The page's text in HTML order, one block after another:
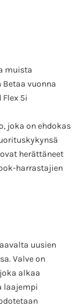
muista
vuonna
5i
joka on ehdokas
herättäneet
harrastajien
uusien
Valve on
alkaa
laajempi